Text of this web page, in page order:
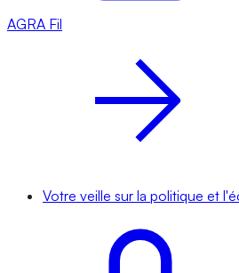
AGRA Fil
Votre veille sur la politique et